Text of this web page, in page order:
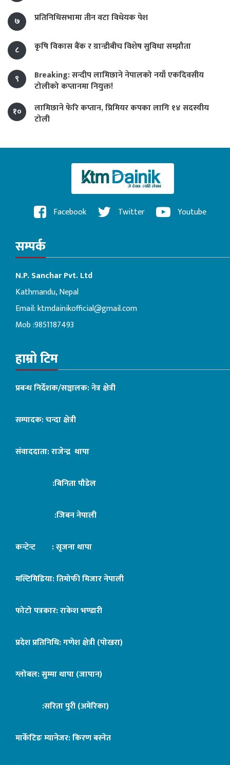
७ प्रतिनिधिसभामा तीन वटा विधेयक पेश
८ कृषि विकास बैंक र ग्रान्डीबीच विशेष सुविधा सम्झौता
९
Breaking: सन्दीप लामिछाने नेपालको नयाँ एकदिवसीय
टोलीको कप्तानमा नियुक्त!
१०
लामिछाने फेरि कप्तान, प्रिमियर कपका लागि १४ सदस्यीय
टोली
Facebook Twitter Youtube
सम्पर्क
N.P. Sanchar Pvt. Ltd
Kathmandu, Nepal
Email:ktmdainikofficial@gmail.com
Mob :9851187493
हाम्रो टिम
प्रबन्ध निर्देशक/सञ्चालक: नेत्र क्षेत्री
सम्पादक: चन्दा क्षेत्री
संवाददाता: राजेन्द्र थापा
:बिनिता पौडेल
:जिबन नेपाली
कन्टेन्ट : सृजना थापा
मल्टिमिडिया: तिमोफी मिजार नेपाली
फोटो पत्रकार: राकेश भण्डारी
प्रदेश प्रतिनिधि: गणेश क्षेत्री (पोखरा)
ग्लोबल: सुम्मा थापा (जापान)
:सरिता पुरी (अमेरिका)
मार्केटिङ म्यानेजर: किरण बस्नेत